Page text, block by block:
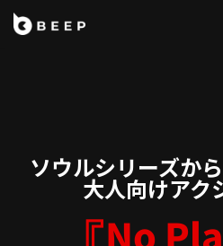
ソウルシリーズか
大人向けアク